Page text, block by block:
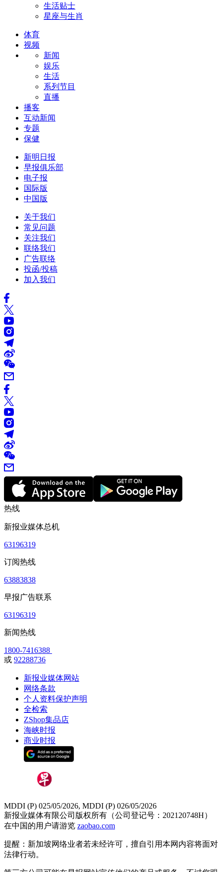
生活贴士
星座与生肖
体育
视频
新闻
娱乐
生活
系列节目
直播
播客
互动新闻
专题
保健
新明日报
早报俱乐部
电子报
国际版
中国版
关于我们
常见问题
关注我们
联络我们
广告联络
投函/投稿
加入我们
热线
新报业媒体总机
63196319
订阅热线
63883838
早报广告联系
63196319
新闻热线
1800-7416388
或 92288736
新报业媒体网站
网络条款
个人资料保护声明
全检索
ZShop集品店
海峡时报
商业时报
MDDI (P) 025/05/2026, MDDI (P) 026/05/2026
新报业媒体有限公司版权所有（公司登记号：202120748H）
在中国的用户请游览 zaobao.com
提醒：新加坡网络业者若未经许可，擅自引用本网内容将面对
法律行动。